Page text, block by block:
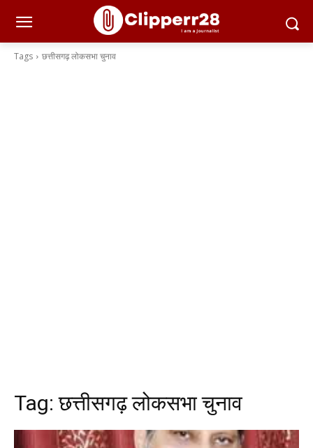
Tags छत्तीसगढ़ लोकसभा चुनाव
Tag:छत्तीसगढ़ लोकसभा चुनाव